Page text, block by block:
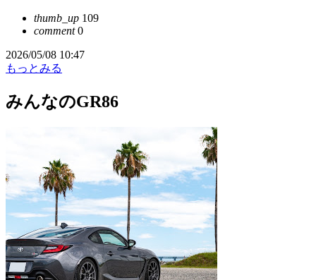
thumb_up 109
comment0
2026/05/08 10:47
もっとみる
みんなのGR86